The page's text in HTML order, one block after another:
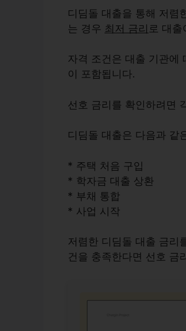
디딤돌 대출을 통해 저렴
는 경우 최저 금리 로 대
자격 조건은 대출 기관에
이 포함됩니다.
선호 금리를 확인하려면
디딤돌 대출은 다음과 같
* 주택 처음 구입
* 학자금 대출 상환
* 부채 통합
* 사업 시작
저렴한 디딤돌 대출 금리
건을 충족한다면 선호 금리